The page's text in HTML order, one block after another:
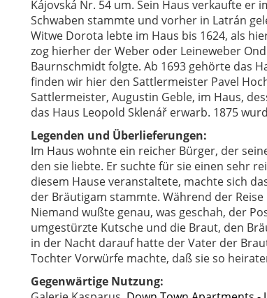
Kájovská Nr. 54 um. Sein Haus verkaufte er
Schwaben stammte und vorher in Latrán
Witwe Dorota lebte im Haus bis 1624, als
zog hierher der Weber oder Leineweber
Baurnschmidt folgte. Ab 1693 gehörte das
finden wir hier den Sattlermeister Pavel
Sattlermeister, Augustin Geble, im Haus,
das Haus Leopold Sklenář erwarb. 1875
Legenden und Überlieferungen:
Im Haus wohnte ein reicher Bürger, der
den sie liebte. Er suchte für sie einen sehr
diesem Hause veranstaltete, machte sich
der Bräutigam stammte. Während der
Niemand wußte genau, was geschah, der
umgestürzte Kutsche und die Braut, den
in der Nacht darauf hatte der Vater der
Tochter Vorwürfe machte, daß sie so
Gegenwärtige Nutzung: